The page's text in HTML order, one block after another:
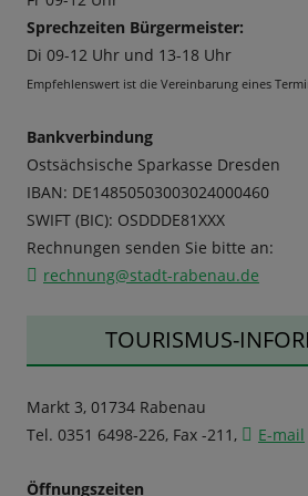
Sprechzeiten Bürgermeister:
Di 09-12 Uhr und 13-18 Uhr
Empfehlenswert ist die Vereinbarung eines
Bankverbindung
Ostsächsische Sparkasse Dresden
IBAN: DE14850503003024000460
SWIFT (BIC): OSDDDE81XXX
Rechnungen senden Sie bitte an:
rechnung@stadt-rabenau.de
TOURISMUS-
Markt 3, 01734 Rabenau
Tel. 0351 6498-226, Fax -211,
E-mail
Öffnungszeiten